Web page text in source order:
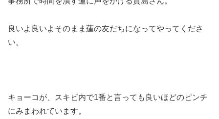
良いよ良いよそのまま蓮の友だちになってやってくださ
い。
キョーコが、スキビ内で1番と言っても良いほどのピンチ
にみまわれています。